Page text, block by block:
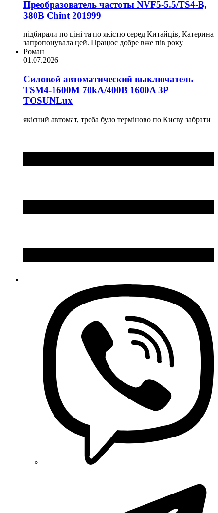
Преобразователь частоты NVF5-5.5/TS4-B,
380В Chint 201999
підбирали по ціні та по якістю серед Китайців, Катерина
запропонувала цей. Працює добре вже пів року
Роман
01.07.2026
Силовой автоматический выключатель
TSM4-1600M 70kA/400B 1600A 3P
TOSUNLux
якісний автомат, треба було терміново по Києву забрати